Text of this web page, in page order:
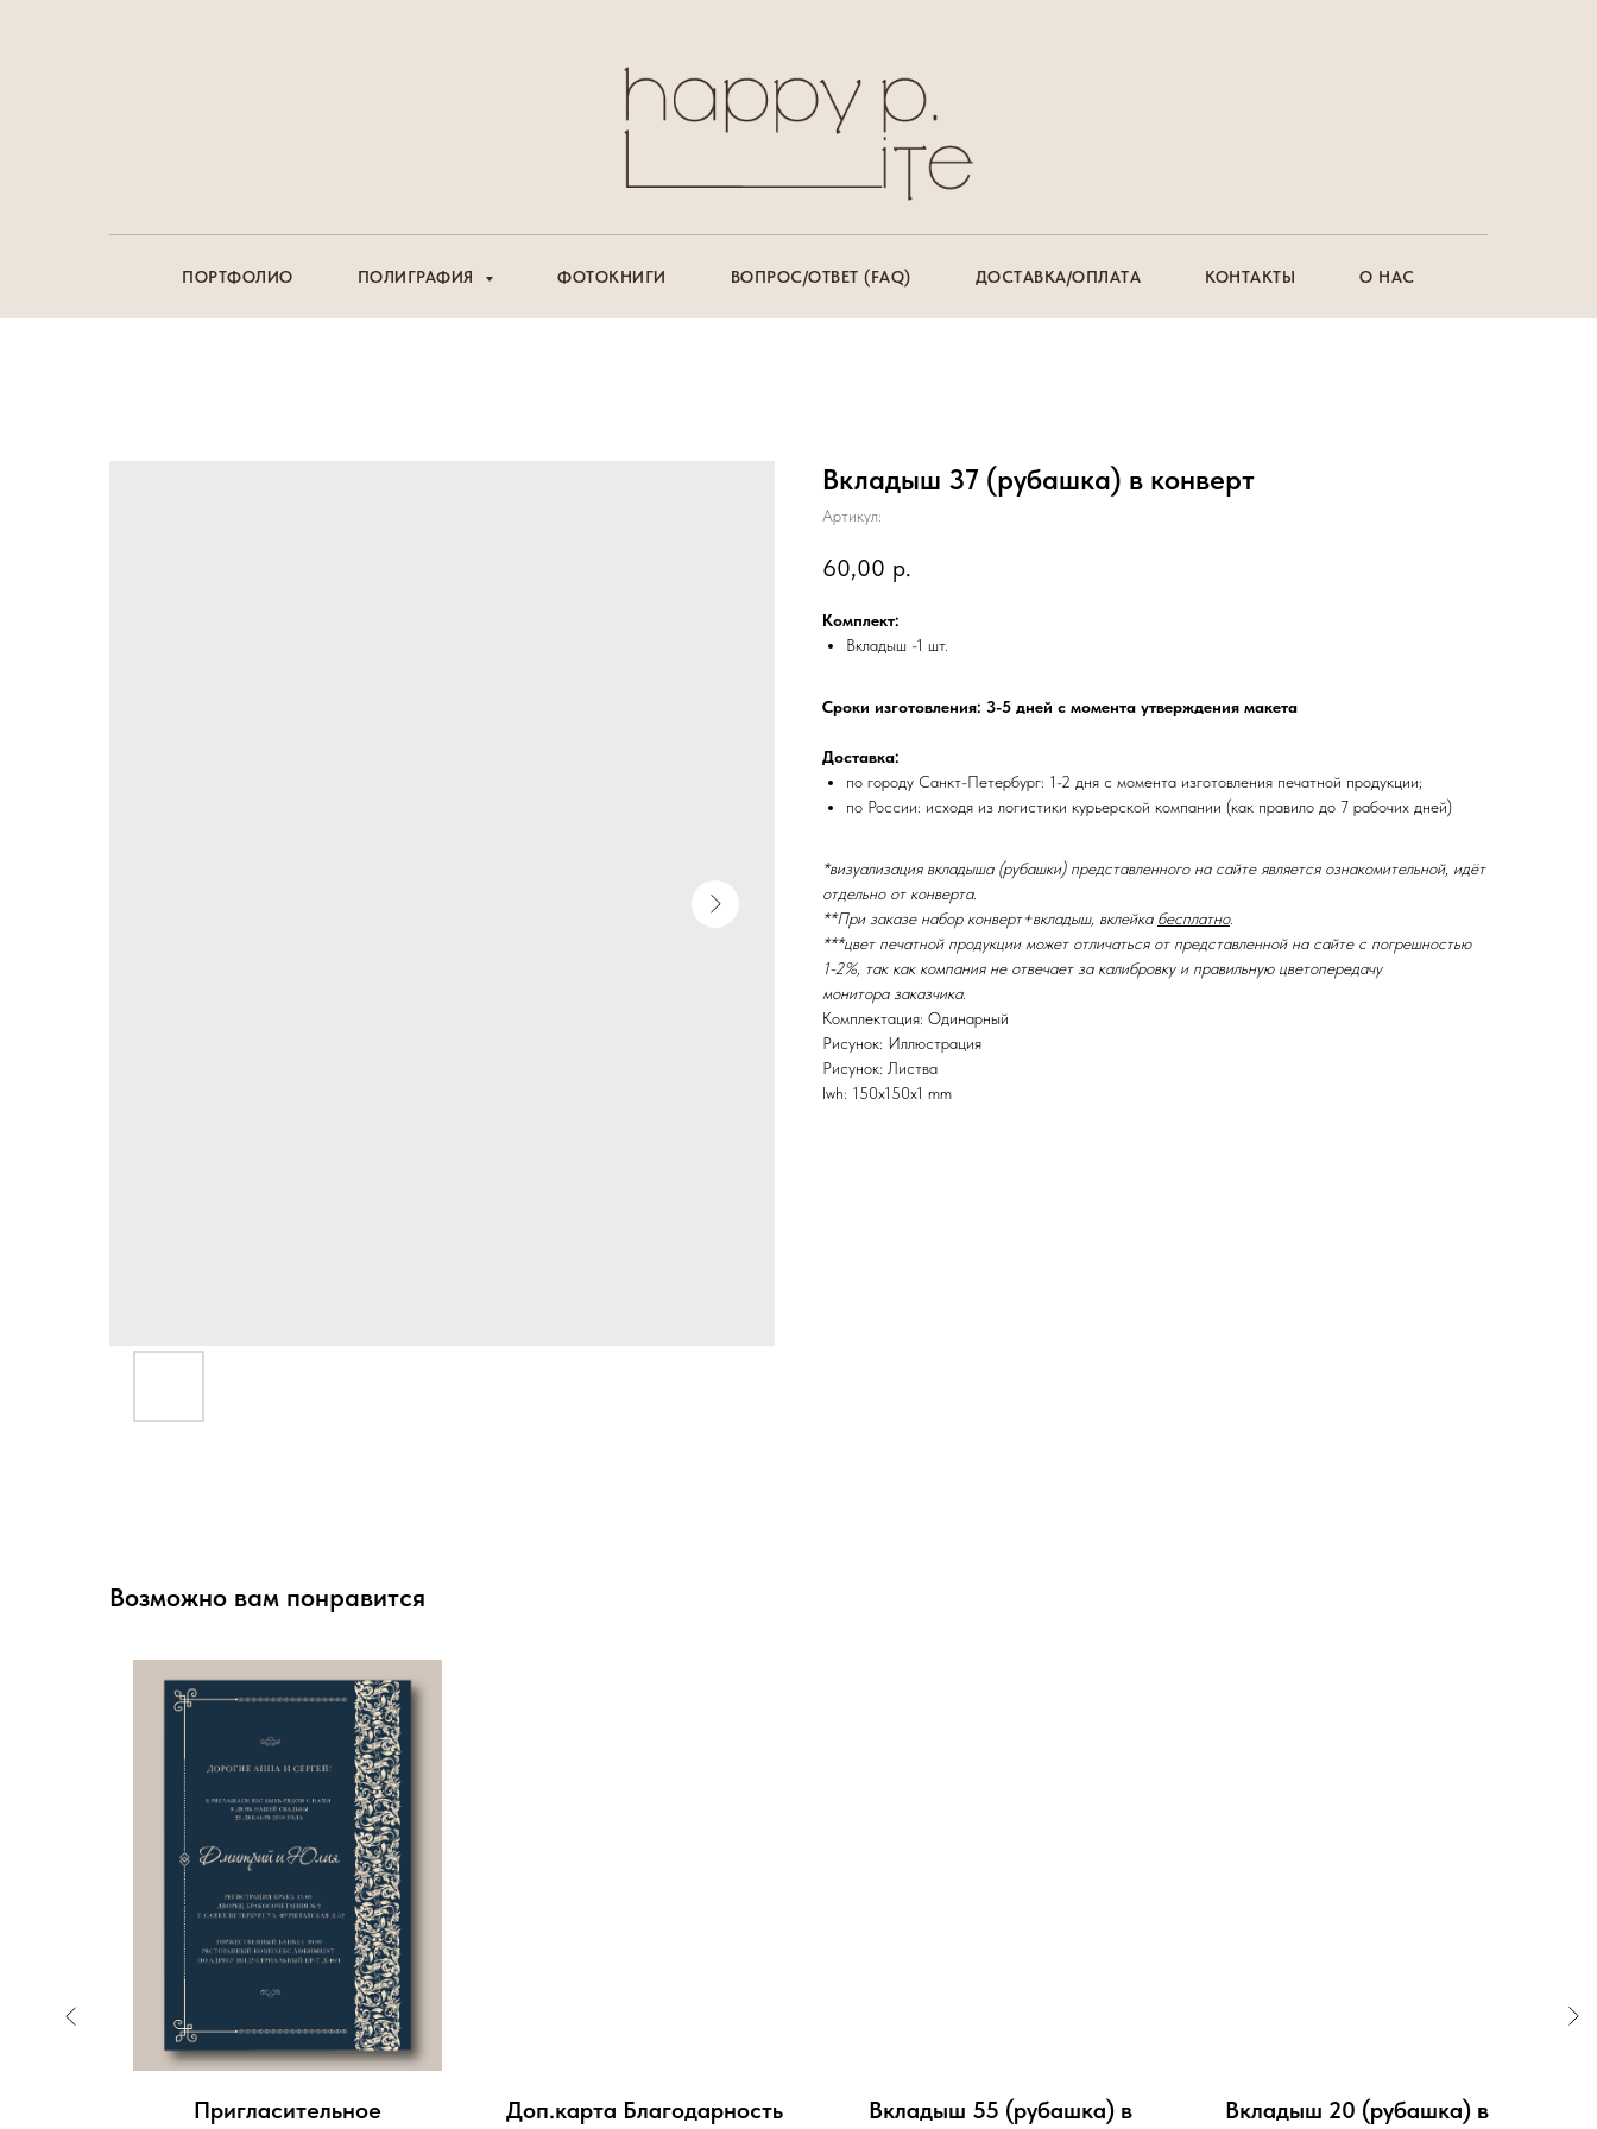
ПОРТФОЛИО ПОЛИГРАФИЯ ФОТОКНИГИ ВОПРОС/ОТВЕТ (FAQ) ДОСТАВКА/ОПЛАТА КОНТАКТЫ О НАС
Вкладыш 37 (рубашка) в конверт
Артикул:
60,00 р.
Комплект:
Вкладыш -1 шт.
Сроки изготовления: 3-5 дней с момента утверждения макета
Доставка:
по городу Санкт-Петербург: 1-2 дня с момента изготовления печатной продукции;
по России: исходя из логистики курьерской компании (как правило до 7 рабочих дней)
*визуализация вкладыша (рубашки) представленного на сайте является ознакомительной, идёт
отдельно от конверта.
**При заказе набор конверт+вкладыш, вклейка бесплатно.
***цвет печатной продукции может отличаться от представленной на сайте с погрешностью
1-2%, так как компания не отвечает за калибровку и правильную цветопередачу
монитора заказчика.
Комплектация: Одинарный
Рисунок: Иллюстрация
Рисунок: Листва
lwh: 150x150x1 mm
Возможно вам понравится
Пригласительное
Доп.карта Благодарность
Вкладыш 55 (рубашка) в
Вкладыш 20 (рубашка) в